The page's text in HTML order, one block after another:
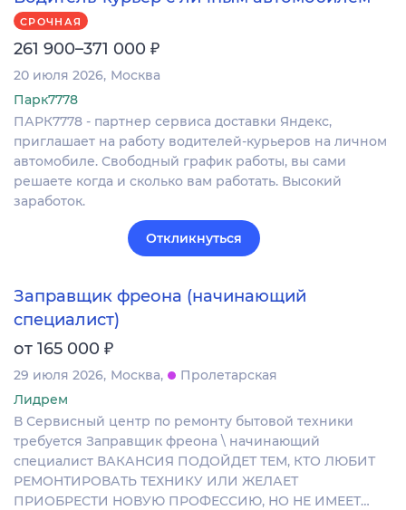
СРОЧНАЯ
261 900–371 000 ₽
20 июля 2026 Москва
Парк7778
ПАРК7778 - партнер сервиса доставки Яндекс,
приглашает на работу водителей-курьеров на личном
автомобиле. Свободный график работы, вы сами
решаете когда и сколько вам работать. Высокий
заработок.
Откликнуться
Заправщик фреона (начинающий
специалист)
от 165 000 ₽
29 июля 2026 Москва
Пролетарская
Лидрем
В Сервисный центр по ремонту бытовой техники
требуется Заправщик фреона \ начинающий
специалист ВАКАНСИЯ ПОДОЙДЕТ ТЕМ, КТО ЛЮБИТ
РЕМОНТИРОВАТЬ ТЕХНИКУ ИЛИ ЖЕЛАЕТ
ПРИОБРЕСТИ НОВУЮ ПРОФЕССИЮ, НО НЕ ИМЕЕТ…